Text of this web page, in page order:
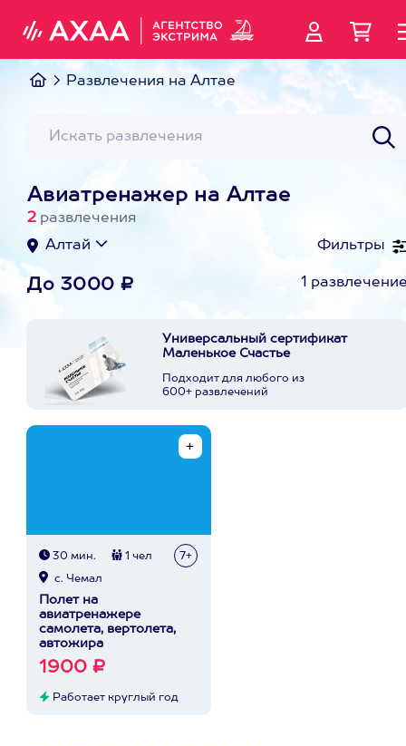
Развлечения на Алтае
Авиатренажер на Алтае
2 развлечения
Фильтры
Алтай
До 3000 ₽ 1
Универсальный сертификат
Маленькое Счастье
Подходит для любого из
600+ развлечений
30 мин. 1 чел 7+
с. Чемал
Полет на
авиатренажере
самолета, вертолета,
автожира
1900 ₽
Работает круглый год